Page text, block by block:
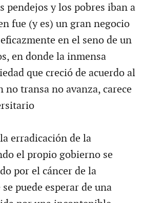
pendejos y los pobres iban a
fue (y es) un gran negocio
en el seno de un
en donde la inmensa
que creció de acuerdo al
no transa no avanza, carece
erradicación de la
el propio gobierno se
por el cáncer de la
puede esperar de una